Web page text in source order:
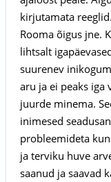
kirjutamata
Rooma õigus jne.
lihtsalt
suurenev
aru ja ei peaks iga
juurde minema.
inimesed
probleemideta
ja terviku huve
saanud ja saavad